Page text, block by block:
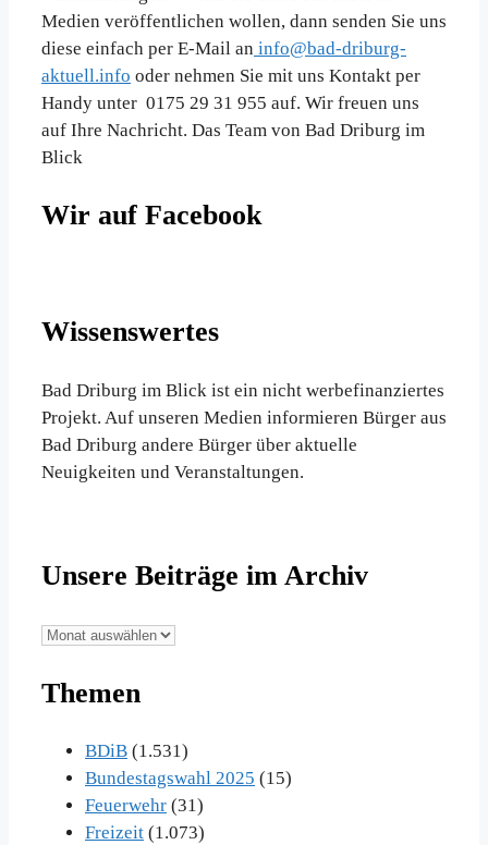
Medien veröffentlichen wollen, dann senden Sie uns
diese einfach per E-Mail an info@bad-driburg-
aktuell.info oder nehmen Sie mit uns Kontakt per
Handy unter 0175 29 31 955 auf. Wir freuen uns
auf Ihre Nachricht. Das Team von Bad Driburg im
Blick
Wir auf Facebook
Wissenswertes
Bad Driburg im Blick ist ein nicht werbefinanziertes
Projekt. Auf unseren Medien informieren Bürger aus
Bad Driburg andere Bürger über aktuelle
Neuigkeiten und Veranstaltungen.
Unsere Beiträge im Archiv
Unsere
im
Themen
BDiB (1.531)
Bundestagswahl 2025 (15)
Feuerwehr (31)
Freizeit (1.073)